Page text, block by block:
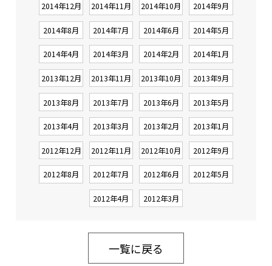
2014年12月 2014年11月 2014年10月 2014年9月
2014年8月 2014年7月 2014年6月 2014年5月
2014年4月 2014年3月 2014年2月 2014年1月
2013年12月 2013年11月 2013年10月 2013年9月
2013年8月 2013年7月 2013年6月 2013年5月
2013年4月 2013年3月 2013年2月 2013年1月
2012年12月 2012年11月 2012年10月 2012年9月
2012年8月 2012年7月 2012年6月 2012年5月
2012年4月 2012年3月
一覧に戻る